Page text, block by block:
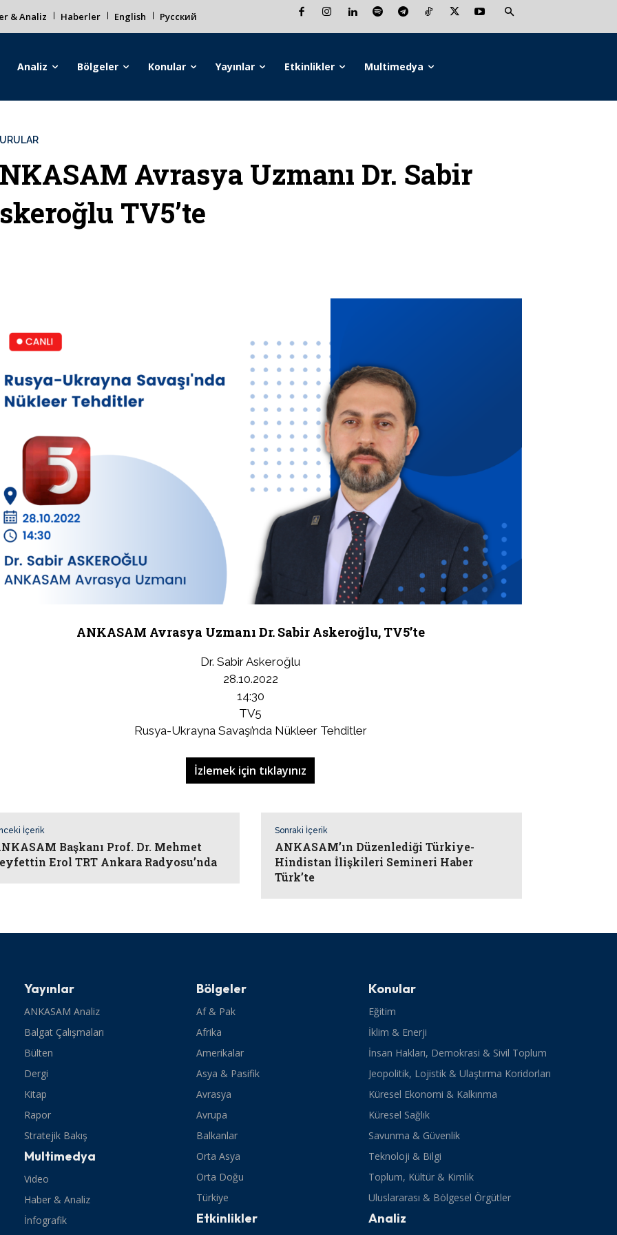
& Analiz Haberler English Русский
Analiz Bölgeler Konular Yayınlar Etkinlikler Multimedya
Avrasya Uzmanı Dr. Sabir
TV5’te
ANKASAM Avrasya Uzmanı Dr. Sabir Askeroğlu, TV5’te
Dr. Sabir Askeroğlu
28.10.2022
14:30
TV5
Rusya-Ukrayna Savaşı’nda Nükleer Tehditler
İzlemek için tıklayınız
İçerik
Başkanı Prof. Dr. Mehmet
Erol TRT Ankara Radyosu’nda
Sonraki İçerik
ANKASAM’ın Düzenlediği Türkiye-
Hindistan İlişkileri Semineri Haber
Türk’te
Yayınlar
ANKASAM Analiz
Balgat Çalışmaları
Bülten
Dergi
Kitap
Rapor
Stratejik Bakış
Multimedya
Video
Haber & Analiz
İnfografik
Bölgeler
Af & Pak
Afrika
Amerikalar
Asya & Pasifik
Avrasya
Avrupa
Balkanlar
Orta Asya
Orta Doğu
Türkiye
Etkinlikler
Konular
Eğitim
İklim & Enerji
İnsan Hakları, Demokrasi & Sivil Toplum
Jeopolitik, Lojistik & Ulaştırma Koridorları
Küresel Ekonomi & Kalkınma
Küresel Sağlık
Savunma & Güvenlik
Teknoloji & Bilgi
Toplum, Kültür & Kimlik
Uluslararası & Bölgesel Örgütler
Analiz